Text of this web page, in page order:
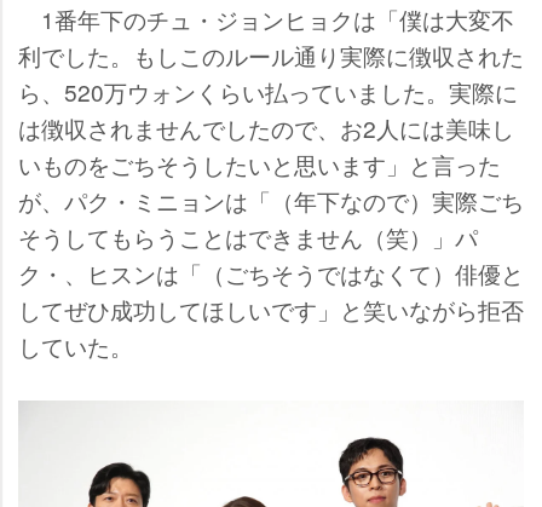
1番年下のチュ・ジョンヒョクは「僕は大変不
利でした。もしこのルール通り実際に徴収された
ら、520万ウォンくらい払っていました。実際に
は徴収されませんでしたので、お2人には美味し
いものをごちそうしたいと思います」と言った
が、パク・ミニョンは「（年下なので）実際ごち
そうしてもらうことはできません（笑）」パ
ク・、ヒスンは「（ごちそうではなくて）俳優と
してぜひ成功してほしいです」と笑いながら拒否
していた。